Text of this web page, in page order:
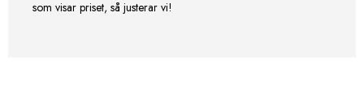
som visar priset, så justerar vi!